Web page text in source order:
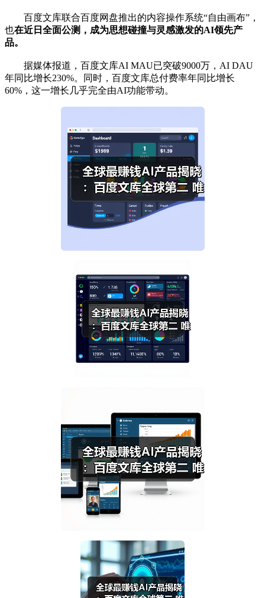
百度文库联合百度网盘推出的内容操作系统“自由画布”，
也在近日全面公测，成为思想碰撞与灵感激发的AI领先产
品。
据媒体报道，百度文库AI MAU已突破9000万，AI DAU
年同比增长230%。同时，百度文库总付费率年同比增长
60%，这一增长几乎完全由AI功能带动。